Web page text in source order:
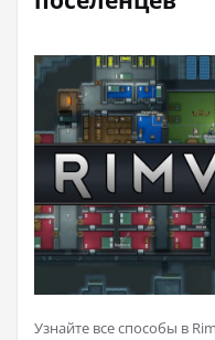
Узнайте все способы в